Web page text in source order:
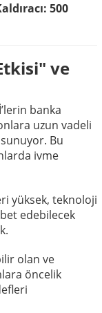
500
ve
banka
uzun vadeli
Bu
ivme
yüksek, teknoloji
edebilecek
olan ve
öncelik